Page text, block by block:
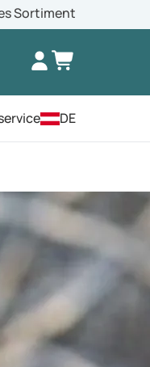
Sortiment
das MenüDE